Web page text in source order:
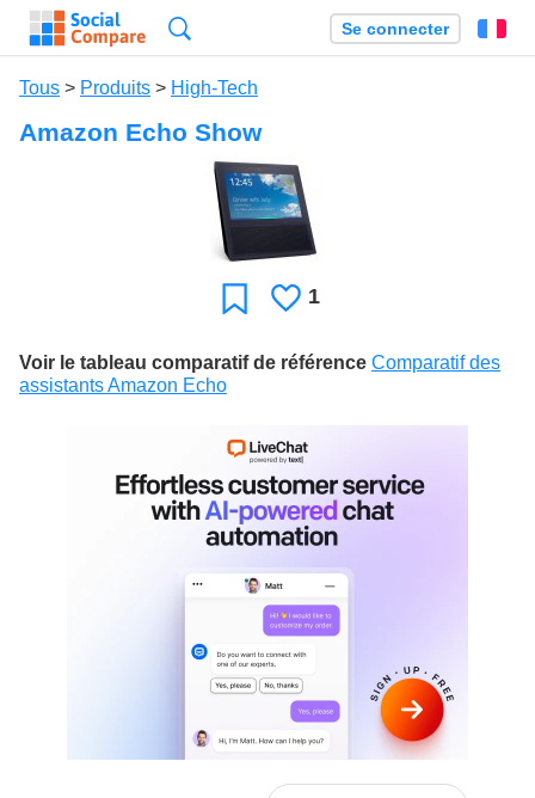
Se connecter
Tous > Produits > High-Tech
Amazon Echo Show
Favori J'aime
1
Voir le tableau comparatif de référence Comparatif des
assistants Amazon Echo